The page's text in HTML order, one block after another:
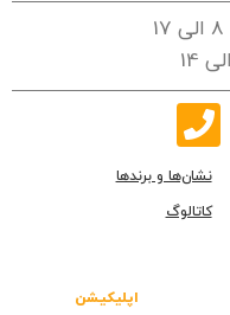
نشان‌ها و برندها
کاتالوگ
اپلیکیشن